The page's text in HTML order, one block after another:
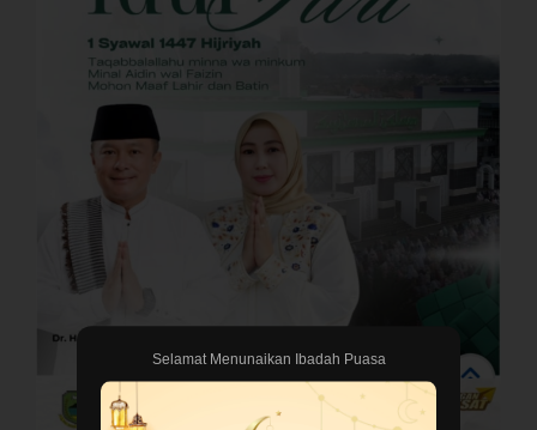
Selamat Menunaikan Ibadah Puasa